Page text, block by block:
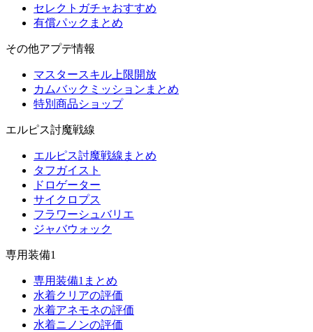
セレクトガチャおすすめ
有償パックまとめ
その他アプデ情報
マスタースキル上限開放
カムバックミッションまとめ
特別商品ショップ
エルピス討魔戦線
エルピス討魔戦線まとめ
タフガイスト
ドロゲーター
サイクロプス
フラワーシュバリエ
ジャバウォック
専用装備1
専用装備1まとめ
水着クリアの評価
水着アネモネの評価
水着ニノンの評価